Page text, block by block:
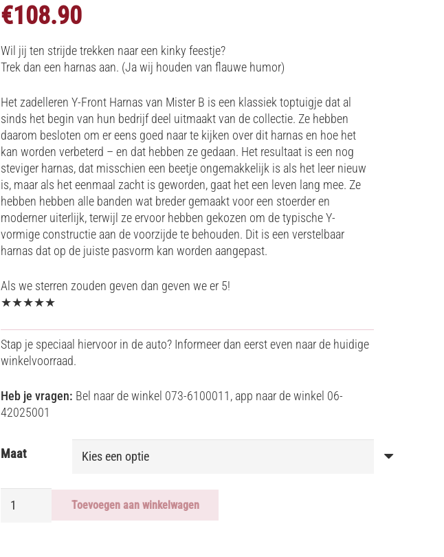
€108.90
Wil jij ten strijde trekken naar een kinky feestje?
Trek dan een harnas aan. (Ja wij houden van flauwe humor)
Het zadelleren Y-Front Harnas van Mister B is een klassiek toptuigje dat al
sinds het begin van hun bedrijf deel uitmaakt van de collectie. Ze hebben
daarom besloten om er eens goed naar te kijken over dit harnas en hoe het
kan worden verbeterd – en dat hebben ze gedaan. Het resultaat is een nog
steviger harnas, dat misschien een beetje ongemakkelijk is als het leer nieuw
is, maar als het eenmaal zacht is geworden, gaat het een leven lang mee. Ze
hebben hebben alle banden wat breder gemaakt voor een stoerder en
moderner uiterlijk, terwijl ze ervoor hebben gekozen om de typische Y-
vormige constructie aan de voorzijde te behouden. Dit is een verstelbaar
harnas dat op de juiste pasvorm kan worden aangepast.
Als we sterren zouden geven dan geven we er 5!
★★★★★
Stap je speciaal hiervoor in de auto? Informeer dan eerst even naar de huidige
winkelvoorraad.
Heb je vragen: Bel naar de winkel 073-6100011, app naar de winkel 06-
42025001
Maat
Toevoegen aan winkelwagen